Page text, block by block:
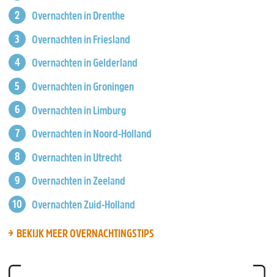
Overnachten in Drenthe
Overnachten in Friesland
Overnachten in Gelderland
Overnachten in Groningen
Overnachten in Limburg
Overnachten in Noord-Holland
Overnachten in Utrecht
Overnachten in Zeeland
Overnachten Zuid-Holland
BEKIJK MEER OVERNACHTINGSTIPS